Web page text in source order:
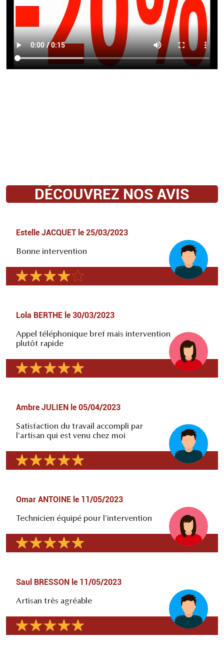
DÉCOUVREZ NOS AVIS
Estelle JACQUET le 25/03/2023
Bonne intervention
Lola BERTHE le 30/03/2023
Appel téléphonique bref mais intervention
plutôt rapide
Ambre JULIEN le 05/04/2023
Satisfaction du travail accompli par
l'artisan qui est venu chez moi
Omar ANTOINE le 11/05/2023
Technicien équipé pour l'intervention
Saul BRESSON le 11/05/2023
Artisan très agréable